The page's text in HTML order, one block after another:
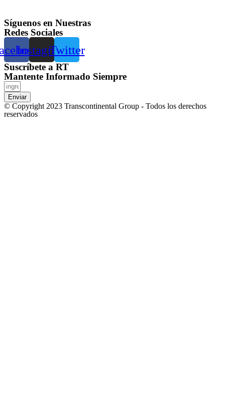
Síguenos en Nuestras
Redes Sociales
InstagramTwitter
Suscríbete a RT
Mantente Informado Siempre
Enviar
© Copyright 2023 Transcontinental Group - Todos los derechos
reservados